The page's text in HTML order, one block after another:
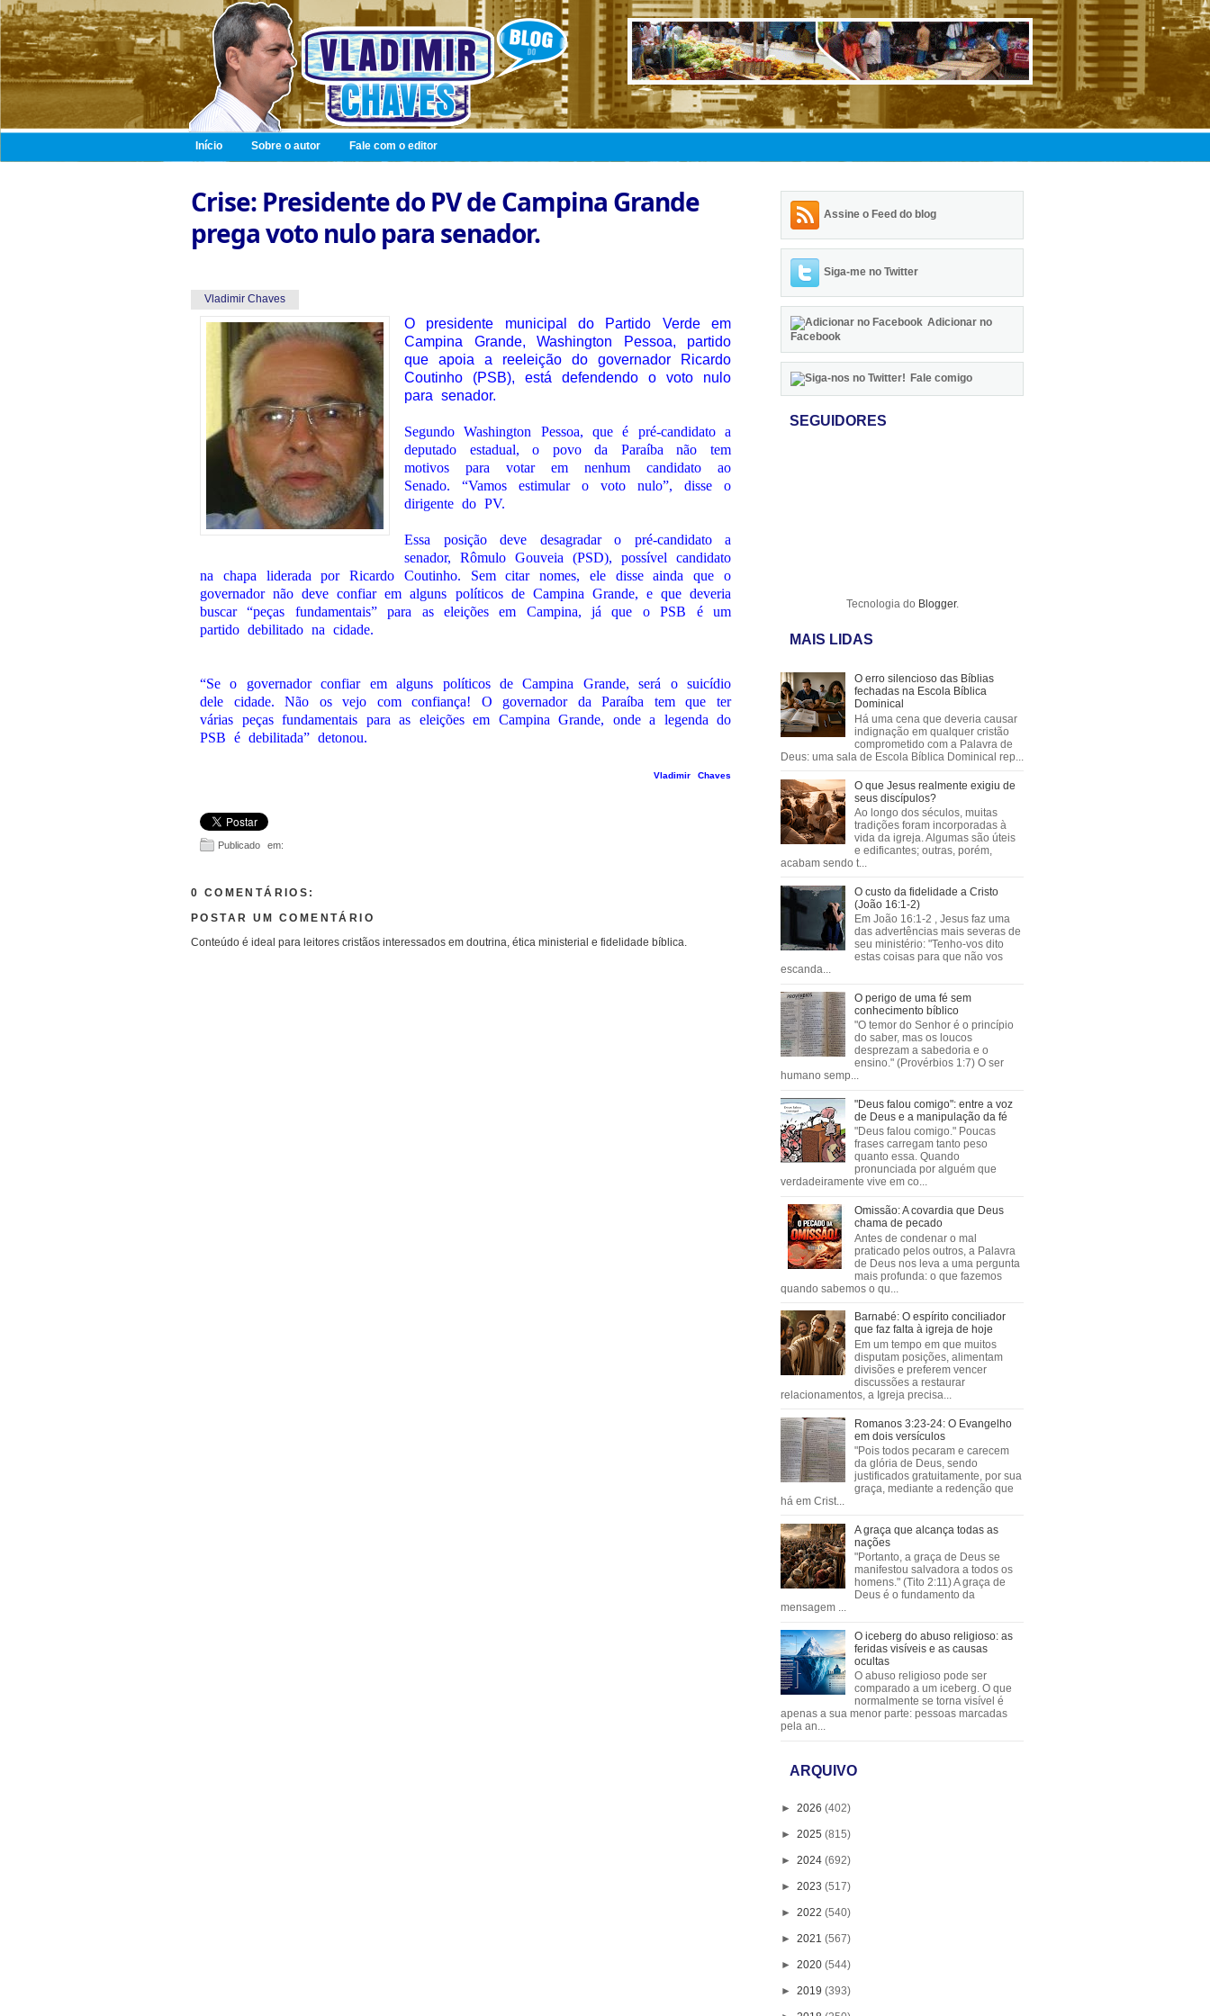
Início Sobre o autor Fale com o editor
Crise: Presidente do PV de Campina Grande
prega voto nulo para senador.
Vladimir Chaves
O presidente municipal do Partido Verde em
Campina Grande, Washington Pessoa, partido
que apoia a reeleição do governador Ricardo
Coutinho (PSB), está defendendo o voto nulo
para senador.
Segundo Washington Pessoa, que é pré-candidato a
deputado estadual, o povo da Paraíba não tem
motivos para votar em nenhum candidato ao
Senado. “Vamos estimular o voto nulo”, disse o
dirigente do PV.
Essa posição deve desagradar o pré-candidato a
senador, Rômulo Gouveia (PSD), possível candidato
na chapa liderada por Ricardo Coutinho. Sem citar nomes, ele disse ainda que o
governador não deve confiar em alguns políticos de Campina Grande, e que deveria
buscar “peças fundamentais” para as eleições em Campina, já que o PSB é um
partido debilitado na cidade.
“Se o governador confiar em alguns políticos de Campina Grande, será o suicídio
dele cidade. Não os vejo com confiança! O governador da Paraíba tem que ter
várias peças fundamentais para as eleições em Campina Grande, onde a legenda do
PSB é debilitada” detonou.
Vladimir Chaves
Publicado em:
0 COMENTÁRIOS:
POSTAR UM COMENTÁRIO
Conteúdo é ideal para leitores cristãos interessados em doutrina, ética ministerial e fidelidade bíblica.
Assine o Feed do blog
Siga-me no Twitter
Adicionar no
Facebook
Fale comigo
SEGUIDORES
Tecnologia do Blogger.
MAIS LIDAS
O erro silencioso das Bíblias
fechadas na Escola Bíblica
Dominical
Há uma cena que deveria causar
indignação em qualquer cristão
comprometido com a Palavra de
Deus: uma sala de Escola Bíblica Dominical rep...
O que Jesus realmente exigiu de
seus discípulos?
Ao longo dos séculos, muitas
tradições foram incorporadas à
vida da igreja. Algumas são úteis
e edificantes; outras, porém,
acabam sendo t...
O custo da fidelidade a Cristo
(João 16:1-2)
Em João 16:1-2 , Jesus faz uma
das advertências mais severas de
seu ministério: "Tenho-vos dito
estas coisas para que não vos
escanda...
O perigo de uma fé sem
conhecimento bíblico
"O temor do Senhor é o princípio
do saber, mas os loucos
desprezam a sabedoria e o
ensino." (Provérbios 1:7) O ser
humano semp...
"Deus falou comigo": entre a voz
de Deus e a manipulação da fé
"Deus falou comigo." Poucas
frases carregam tanto peso
quanto essa. Quando
pronunciada por alguém que
verdadeiramente vive em co...
Omissão: A covardia que Deus
chama de pecado
Antes de condenar o mal
praticado pelos outros, a Palavra
de Deus nos leva a uma pergunta
mais profunda: o que fazemos
quando sabemos o qu...
Barnabé: O espírito conciliador
que faz falta à igreja de hoje
Em um tempo em que muitos
disputam posições, alimentam
divisões e preferem vencer
discussões a restaurar
relacionamentos, a Igreja precisa...
Romanos 3:23-24: O Evangelho
em dois versículos
"Pois todos pecaram e carecem
da glória de Deus, sendo
justificados gratuitamente, por sua
graça, mediante a redenção que
há em Crist...
A graça que alcança todas as
nações
"Portanto, a graça de Deus se
manifestou salvadora a todos os
homens." (Tito 2:11) A graça de
Deus é o fundamento da
mensagem ...
O iceberg do abuso religioso: as
feridas visíveis e as causas
ocultas
O abuso religioso pode ser
comparado a um iceberg. O que
normalmente se torna visível é
apenas a sua menor parte: pessoas marcadas
pela an...
ARQUIVO
► 2026 (402)
► 2025 (815)
► 2024 (692)
► 2023 (517)
► 2022 (540)
► 2021 (567)
► 2020 (544)
► 2019 (393)